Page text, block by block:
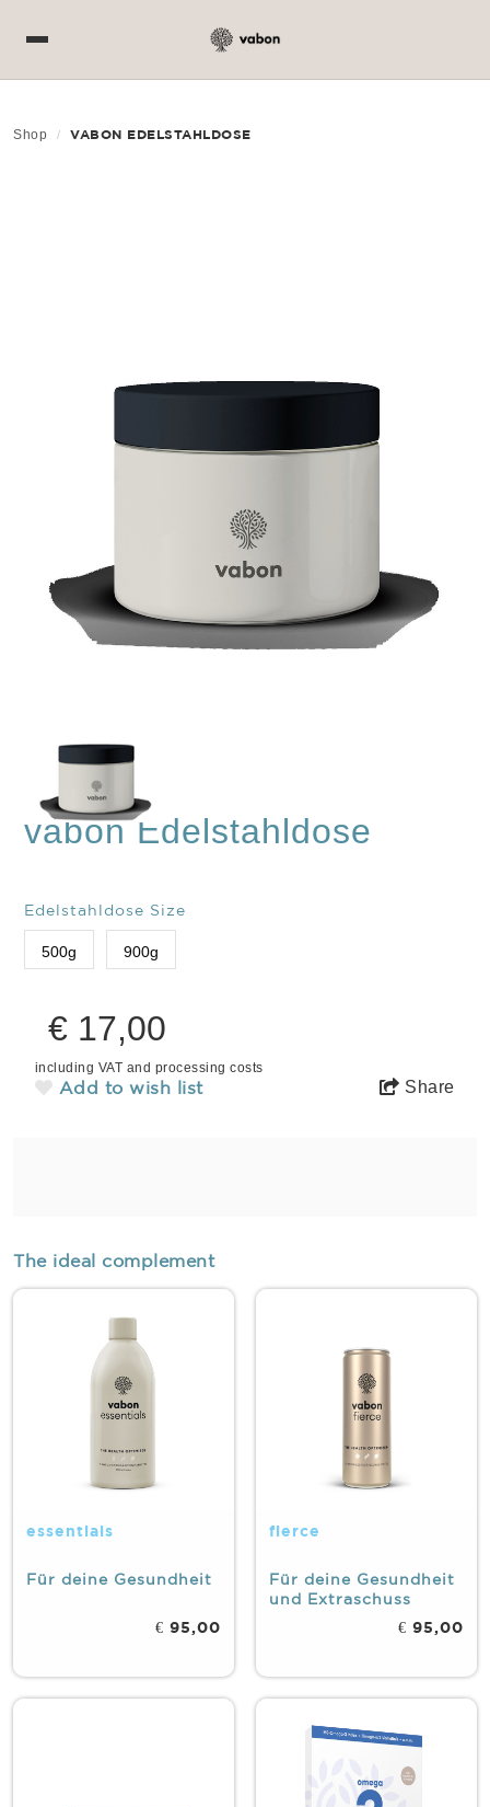
Shop VABON EDELSTAHLDOSE
vabon Edelstahldose
Edelstahldose Size
500g 900g
€ 17,00
including VAT and processing costs
Add to wish list Share
The ideal complement
essentials
Für deine Gesundheit
€ 95,00
fierce
Für deine Gesundheit
und Extraschuss
€ 95,00